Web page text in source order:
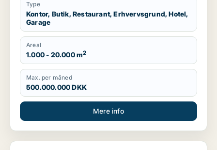
Type
Kontor, Butik, Restaurant, Erhvervsgrund, Hotel,
Garage
Areal
1.000 - 20.000 m2
Max. per måned
500.000.000 DKK
Mere info